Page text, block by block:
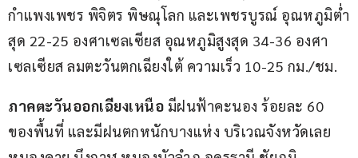
กำแพงเพชร พิจิตร พิษณุโลก และเพชรบูรณ์ อุณหภูมิต่ำ
สุด 22-25 องศาเซลเซียส อุณหภูมิสูงสุด 34-36 องศา
เซลเซียส ลมตะวันตกเฉียงใต้ ความเร็ว 10-25 กม./ชม.
ภาคตะวันออกเฉียงเหนือ มีฝนฟ้าคะนอง ร้อยละ 60
ของพื้นที่ และมีฝนตกหนักบางแห่ง บริเวณจังหวัดเลย